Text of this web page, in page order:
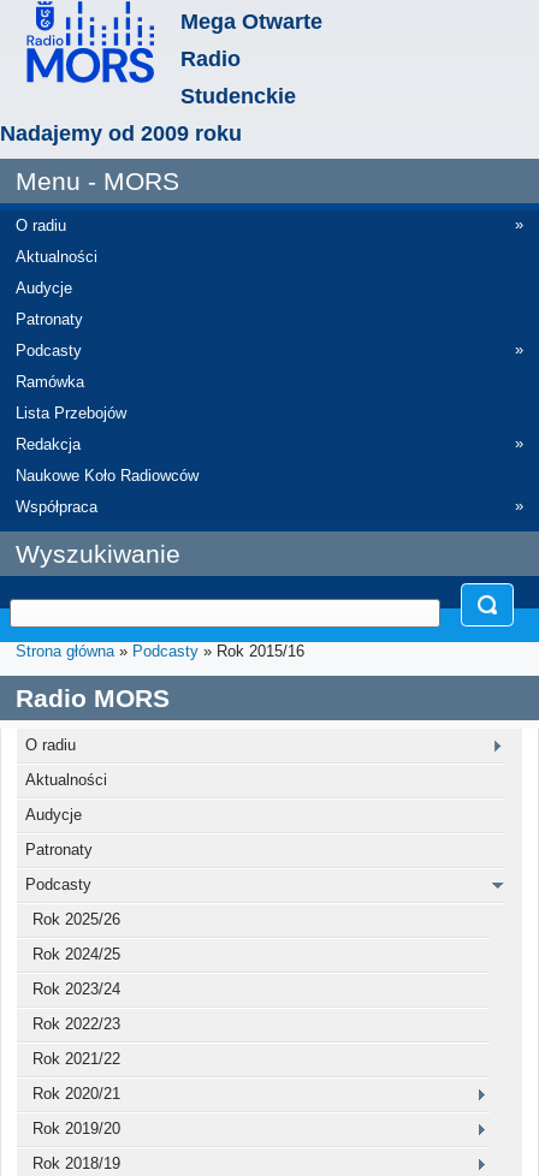
Mega Otwarte
Radio
Studenckie
Nadajemy od 2009 roku
Menu - MORS
O radiu
»
Aktualności
Audycje
Patronaty
Podcasty
»
Ramówka
Lista Przebojów
Redakcja
»
Naukowe Koło Radiowców
Współpraca
»
Wyszukiwanie
Strona główna» Podcasty » Rok 2015/16
Radio MORS
O radiu
Aktualności
Audycje
Patronaty
Podcasty
Rok 2025/26
Rok 2024/25
Rok 2023/24
Rok 2022/23
Rok 2021/22
Rok 2020/21
Rok 2019/20
Rok 2018/19